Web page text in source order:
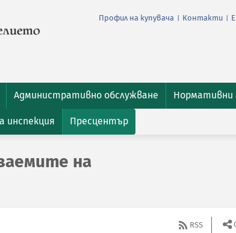
Профил на купувача Контакти
Административно обслужване Нормативни
инспекция Пресцентър
на
RSS